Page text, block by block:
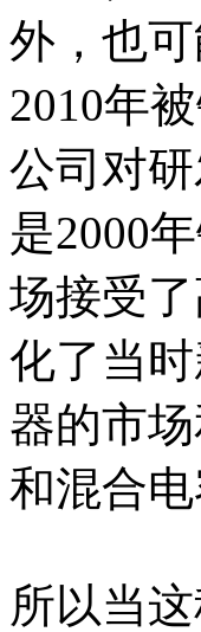
外，也
2010年
公司对
是2000
场接受
化了当
器的市
和混合
所以当